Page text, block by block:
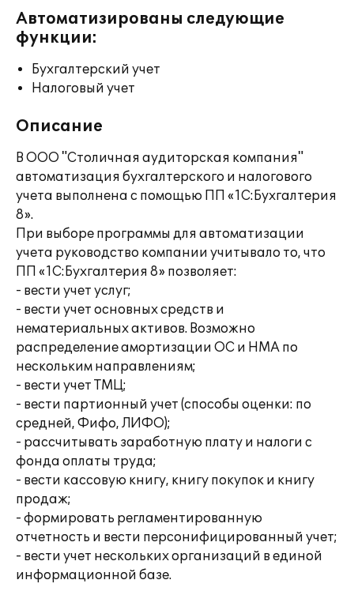
Автоматизированы следующие
функции:
Бухгалтерский учет
Налоговый учет
Описание
В ООО "Столичная аудиторская компания"
автоматизация бухгалтерского и налогового
учета выполнена с помощью ПП «1С:Бухгалтерия
8».
При выборе программы для автоматизации
учета руководство компании учитывало то, что
ПП «1С:Бухгалтерия 8» позволяет:
- вести учет услуг;
- вести учет основных средств и
нематериальных активов. Возможно
распределение амортизации ОС и НМА по
нескольким направлениям;
- вести учет ТМЦ;
- вести партионный учет (способы оценки: по
средней, Фифо, ЛИФО);
- рассчитывать заработную плату и налоги с
фонда оплаты труда;
- вести кассовую книгу, книгу покупок и книгу
продаж;
- формировать регламентированную
отчетность и вести персонифицированный учет;
- вести учет нескольких организаций в единой
информационной базе.